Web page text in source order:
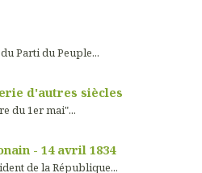
Parti du Peuple...
d'autres siècles
du 1er mai"...
- 14 avril 1834
de la République...